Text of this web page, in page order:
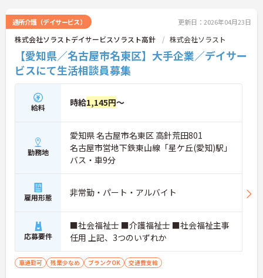
通所介護（デイサービス） 更新日：2026年04月23日
株式会社ソラストデイサービスソラスト高針 株式会社ソラスト
【愛知県／名古屋市名東区】大手企業／デイサー
ビスにて生活相談員募集
給料 時給1,145円～
勤務地
愛知県 名古屋市名東区 高針荒田801
名古屋市営地下鉄東山線「星ケ丘(愛知)駅」
バス・車9分
雇用形態 非常勤・パート・アルバイト
応募要件
■社会福祉士 ■介護福祉士 ■社会福祉主事
任用 上記、3つのいずれか
車通勤可 残業少なめ ブランクOK 交通費支給